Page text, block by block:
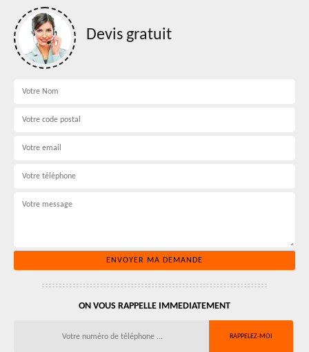
Devis gratuit
ON VOUS RAPPELLE IMMEDIATEMENT